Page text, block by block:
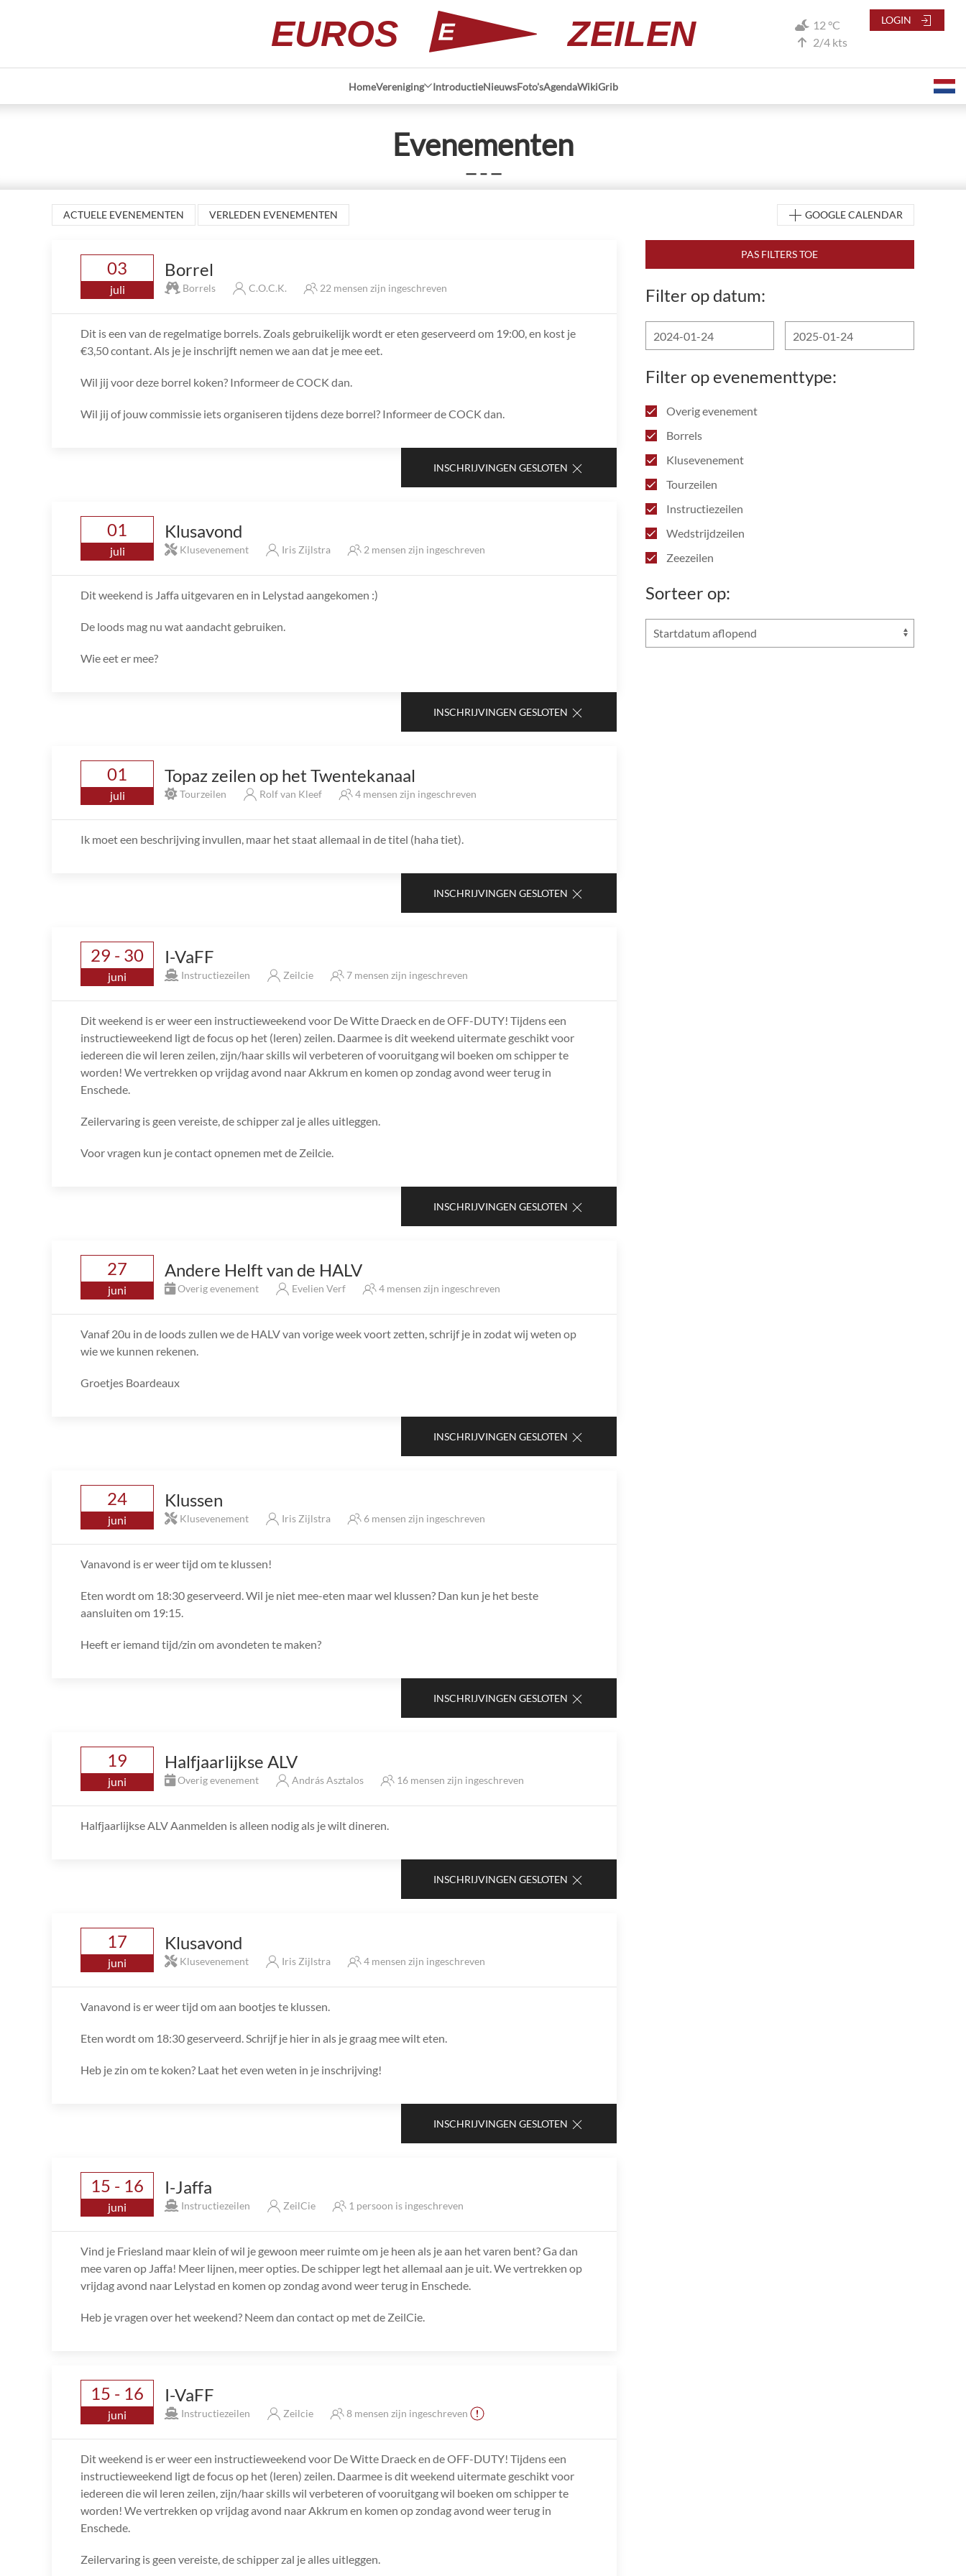
12 °C
2/4 kts
EUROS ZEILEN
HomeVereniging IntroductieNieuwsFoto'sAgendaWikiGrib
LOGIN
Evenementen
— – —
ACTUELE EVENEMENTEN VERLEDEN EVENEMENTEN GOOGLE CALENDAR
Filter op datum:
Filter op evenementtype:
Overig evenement
Borrels
Klusevenement
Tourzeilen
Instructiezeilen
Wedstrijdzeilen
Zeezeilen
Sorteer op:
03
juli
Borrel
Borrels C.O.C.K. 22 mensen zijn ingeschreven
Dit is een van de regelmatige borrels. Zoals gebruikelijk wordt er eten geserveerd om 19:00, en kost je
€3,50 contant. Als je je inschrijft nemen we aan dat je mee eet.
Wil jij voor deze borrel koken? Informeer de COCK dan.
Wil jij of jouw commissie iets organiseren tijdens deze borrel? Informeer de COCK dan.
INSCHRIJVINGEN GESLOTEN
01
juli
Klusavond
Klusevenement Iris Zijlstra 2 mensen zijn ingeschreven
Dit weekend is Jaffa uitgevaren en in Lelystad aangekomen :)
De loods mag nu wat aandacht gebruiken.
Wie eet er mee?
INSCHRIJVINGEN GESLOTEN
01
juli
Topaz zeilen op het Twentekanaal
Tourzeilen Rolf van Kleef 4 mensen zijn ingeschreven
Ik moet een beschrijving invullen, maar het staat allemaal in de titel (haha tiet).
INSCHRIJVINGEN GESLOTEN
29 - 30
juni
I-VaFF
Instructiezeilen Zeilcie 7 mensen zijn ingeschreven
Dit weekend is er weer een instructieweekend voor De Witte Draeck en de OFF-DUTY! Tijdens een
instructieweekend ligt de focus op het (leren) zeilen. Daarmee is dit weekend uitermate geschikt voor
iedereen die wil leren zeilen, zijn/haar skills wil verbeteren of vooruitgang wil boeken om schipper te
worden! We vertrekken op vrijdag avond naar Akkrum en komen op zondag avond weer terug in
Enschede.
Zeilervaring is geen vereiste, de schipper zal je alles uitleggen.
Voor vragen kun je contact opnemen met de Zeilcie.
INSCHRIJVINGEN GESLOTEN
27
juni
Andere Helft van de HALV
Overig evenement Evelien Verf 4 mensen zijn ingeschreven
Vanaf 20u in de loods zullen we de HALV van vorige week voort zetten, schrijf je in zodat wij weten op
wie we kunnen rekenen.
Groetjes Boardeaux
INSCHRIJVINGEN GESLOTEN
24
juni
Klussen
Klusevenement Iris Zijlstra 6 mensen zijn ingeschreven
Vanavond is er weer tijd om te klussen!
Eten wordt om 18:30 geserveerd. Wil je niet mee-eten maar wel klussen? Dan kun je het beste
aansluiten om 19:15.
Heeft er iemand tijd/zin om avondeten te maken?
INSCHRIJVINGEN GESLOTEN
19
juni
Halfjaarlijkse ALV
Overig evenement András Asztalos 16 mensen zijn ingeschreven
Halfjaarlijkse ALV Aanmelden is alleen nodig als je wilt dineren.
INSCHRIJVINGEN GESLOTEN
17
juni
Klusavond
Klusevenement Iris Zijlstra 4 mensen zijn ingeschreven
Vanavond is er weer tijd om aan bootjes te klussen.
Eten wordt om 18:30 geserveerd. Schrijf je hier in als je graag mee wilt eten.
Heb je zin om te koken? Laat het even weten in je inschrijving!
INSCHRIJVINGEN GESLOTEN
15 - 16
juni
I-Jaffa
Instructiezeilen ZeilCie 1 persoon is ingeschreven
Vind je Friesland maar klein of wil je gewoon meer ruimte om je heen als je aan het varen bent? Ga dan
mee varen op Jaffa! Meer lijnen, meer opties. De schipper legt het allemaal aan je uit. We vertrekken op
vrijdag avond naar Lelystad en komen op zondag avond weer terug in Enschede.
Heb je vragen over het weekend? Neem dan contact op met de ZeilCie.
15 - 16
juni
I-VaFF
Instructiezeilen Zeilcie 8 mensen zijn ingeschreven
Dit weekend is er weer een instructieweekend voor De Witte Draeck en de OFF-DUTY! Tijdens een
instructieweekend ligt de focus op het (leren) zeilen. Daarmee is dit weekend uitermate geschikt voor
iedereen die wil leren zeilen, zijn/haar skills wil verbeteren of vooruitgang wil boeken om schipper te
worden! We vertrekken op vrijdag avond naar Akkrum en komen op zondag avond weer terug in
Enschede.
Zeilervaring is geen vereiste, de schipper zal je alles uitleggen.